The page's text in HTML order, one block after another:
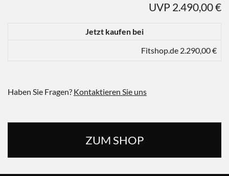
UVP 2.490,00 €
Jetzt kaufen bei
Fitshop.de 2.290,00 €
Haben Sie Fragen? Kontaktieren Sie uns
ZUM SHOP